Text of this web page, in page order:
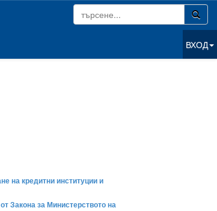
ВХОД
на кредитни институции и
Закона за Министерството на